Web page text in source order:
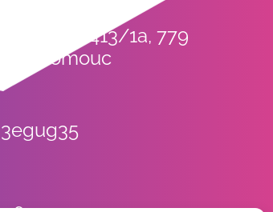
Stupkova 413/1a, 779
00 Olomouc
3egug35